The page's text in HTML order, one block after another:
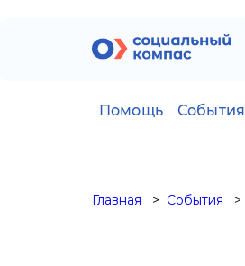
Помощь События
Главная События